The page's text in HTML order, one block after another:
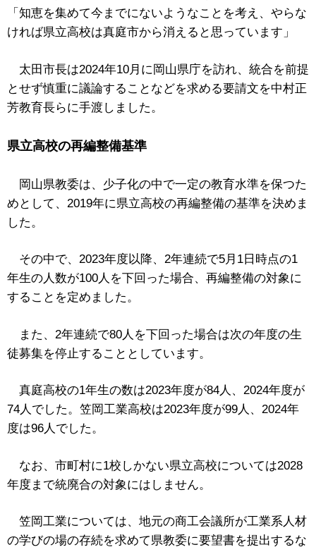
「知恵を集めて今までにないようなことを考え、やらな
ければ県立高校は真庭市から消えると思っています」
太田市長は2024年10月に岡山県庁を訪れ、統合を前提
とせず慎重に議論することなどを求める要請文を中村正
芳教育長らに手渡しました。
県立高校の再編整備基準
岡山県教委は、少子化の中で一定の教育水準を保つた
めとして、2019年に県立高校の再編整備の基準を決めま
した。
その中で、2023年度以降、2年連続で5月1日時点の1
年生の人数が100人を下回った場合、再編整備の対象に
することを定めました。
また、2年連続で80人を下回った場合は次の年度の生
徒募集を停止することとしています。
真庭高校の1年生の数は2023年度が84人、2024年度が
74人でした。笠岡工業高校は2023年度が99人、2024年
度は96人でした。
なお、市町村に1校しかない県立高校については2028
年度まで統廃合の対象にはしません。
笠岡工業については、地元の商工会議所が工業系人材
の学びの場の存続を求めて県教委に要望書を提出するな